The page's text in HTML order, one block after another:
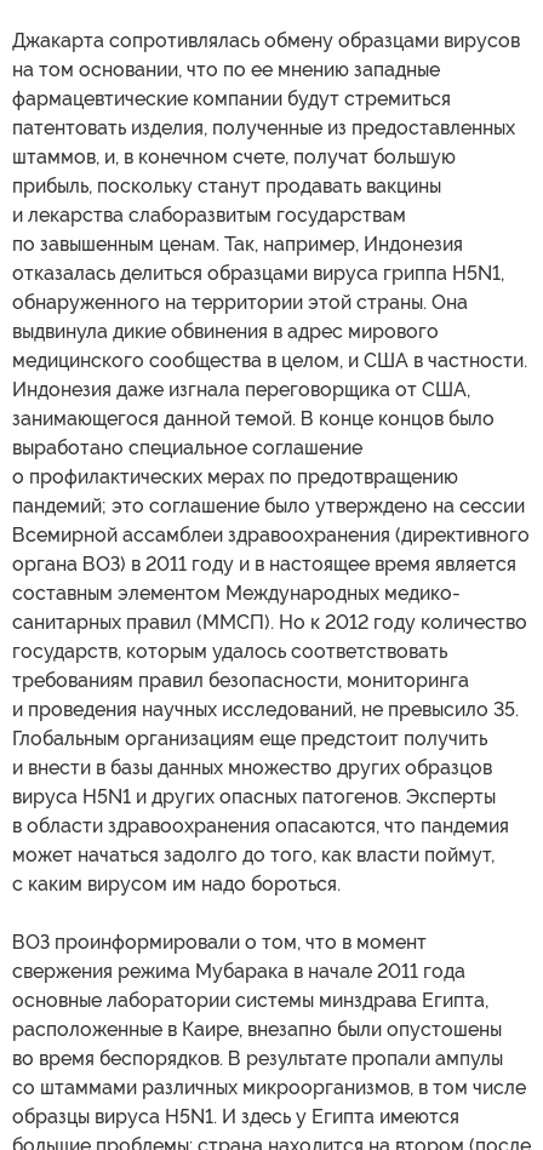
Джакарта сопротивлялась обмену образцами вирусов
на том основании, что по ее мнению западные
фармацевтические компании будут стремиться
патентовать изделия, полученные из предоставленных
штаммов, и, в конечном счете, получат большую
прибыль, поскольку станут продавать вакцины
и лекарства слаборазвитым государствам
по завышенным ценам. Так, например, Индонезия
отказалась делиться образцами вируса гриппа H5N1,
обнаруженного на территории этой страны. Она
выдвинула дикие обвинения в адрес мирового
медицинского сообщества в целом, и США в частности.
Индонезия даже изгнала переговорщика от США,
занимающегося данной темой. В конце концов было
выработано специальное соглашение
о профилактических мерах по предотвращению
пандемий; это соглашение было утверждено на сессии
Всемирной ассамблеи здравоохранения (директивного
органа ВОЗ) в 2011 году и в настоящее время является
составным элементом Международных медико-
санитарных правил (ММСП). Но к 2012 году количество
государств, которым удалось соответствовать
требованиям правил безопасности, мониторинга
и проведения научных исследований, не превысило 35.
Глобальным организациям еще предстоит получить
и внести в базы данных множество других образцов
вируса H5N1 и других опасных патогенов. Эксперты
в области здравоохранения опасаются, что пандемия
может начаться задолго до того, как власти поймут,
с каким вирусом им надо бороться.
ВОЗ проинформировали о том, что в момент
свержения режима Мубарака в начале 2011 года
основные лаборатории системы минздрава Египта,
расположенные в Каире, внезапно были опустошены
во время беспорядков. В результате пропали ампулы
со штаммами различных микроорганизмов, в том числе
образцы вируса H5N1. И здесь у Египта имеются